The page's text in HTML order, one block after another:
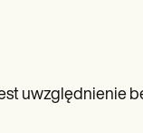
uwzględnienie